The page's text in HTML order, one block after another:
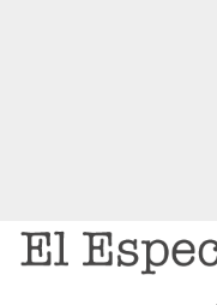
Saltar